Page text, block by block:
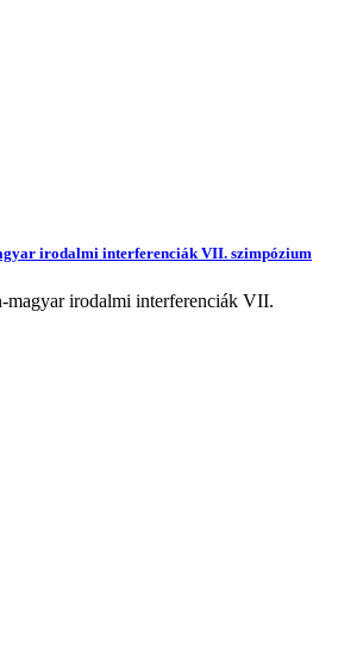
irodalmi interferenciák VII. szimpózium
magyar irodalmi interferenciák VII.